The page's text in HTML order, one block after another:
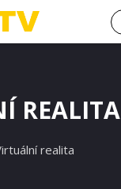
REALITA
realita